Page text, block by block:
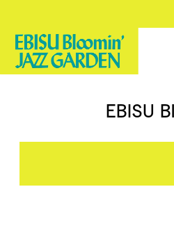
EBISU